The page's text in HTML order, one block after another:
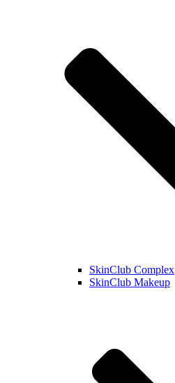
SkinClub Complex
SkinClub Makeup